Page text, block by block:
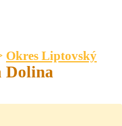
Okres Liptovský
Dolina